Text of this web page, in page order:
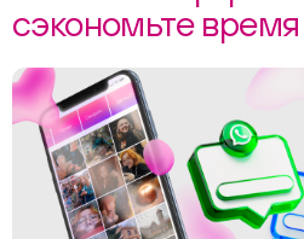
сэкономьте время